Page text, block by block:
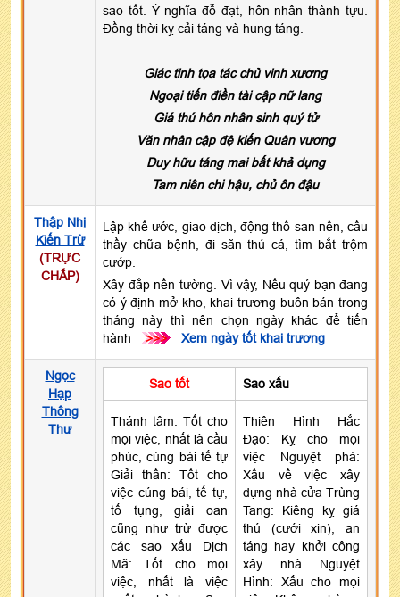
sao tốt. Ý nghĩa đỗ đạt, hôn nhân thành tựu.
Đồng thời kỵ cải táng và hung táng.
Giác tinh tọa tác chủ vinh xương
Ngoại tiến điền tài cập nữ lang
Giá thú hôn nhân sinh quý tử
Văn nhân cập đệ kiến Quân vương
Duy hữu táng mai bất khả dụng
Tam niên chi hậu, chủ ôn đậu
Thập Nhị
Kiến Trừ
(TRỰC
CHẤP)
Lập khế ước, giao dịch, động thổ san nền, cầu
thầy chữa bệnh, đi săn thú cá, tìm bắt trộm
cướp.
Xây đắp nền-tường. Vì vậy, Nếu quý bạn đang
có ý định mở kho, khai trương buôn bán trong
tháng này thì nên chọn ngày khác để tiến
hành
>>> Xem ngày tốt khai trương
Ngọc
Hạp
Thông
Thư
Sao tốt Sao xấu
Thánh tâm: Tốt cho
mọi việc, nhất là cầu
phúc, cúng bái tế tự
Giải thần: Tốt cho
việc cúng bái, tế tự,
tố tụng, giải oan
cũng như trừ được
các sao xấu Dịch
Mã: Tốt cho mọi
việc, nhất là việc
Thiên Hình Hắc
Đạo: Kỵ cho mọi
việc Nguyệt phá:
Xấu về việc xây
dựng nhà cửa Trùng
Tang: Kiêng kỵ giá
thú (cưới xin), an
táng hay khởi công
xây nhà Nguyệt
Hình: Xấu cho mọi